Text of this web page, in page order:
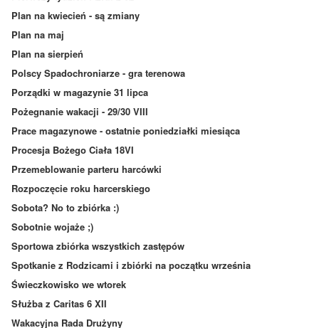
Plan na kwiecień - są zmiany
Plan na maj
Plan na sierpień
Polscy Spadochroniarze - gra terenowa
Porządki w magazynie 31 lipca
Pożegnanie wakacji - 29/30 VIII
Prace magazynowe - ostatnie poniedziałki miesiąca
Procesja Bożego Ciała 18VI
Przemeblowanie parteru harcówki
Rozpoczęcie roku harcerskiego
Sobota? No to zbiórka :)
Sobotnie wojaże ;)
Sportowa zbiórka wszystkich zastępów
Spotkanie z Rodzicami i zbiórki na początku września
Świeczkowisko we wtorek
Służba z Caritas 6 XII
Wakacyjna Rada Drużyny